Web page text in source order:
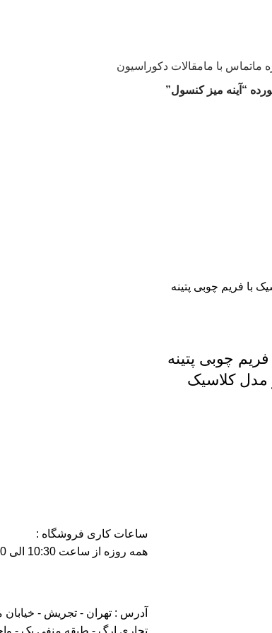
ماتماس با مامقالات دکوراسیون
“آینه میز کنسول”
چوبی پتینه
کلاسیک
ساعات کاری فروشگاه :
همه روزه از ساعت 10:30 الی 21:30
آدرس : تهران - تجریش -
تجاری ارگ - طبقه منفی یک - واحد